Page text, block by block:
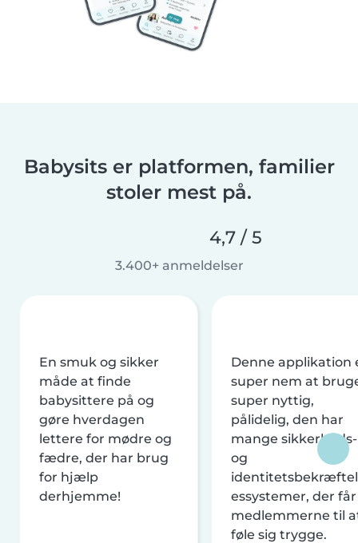
Babysits er platformen, familier
stoler mest på.
4,7 / 5
3.400+ anmeldelser
En smuk og sikker
måde at finde
babysittere på og
gøre hverdagen
lettere for mødre og
fædre, der har brug
for hjælp
derhjemme!
Denne applikation
super nem at
super nyttig,
pålidelig, den har
mange sikkerheds-
og
essystemer, der får
medlemmerne til
føle sig trygge.